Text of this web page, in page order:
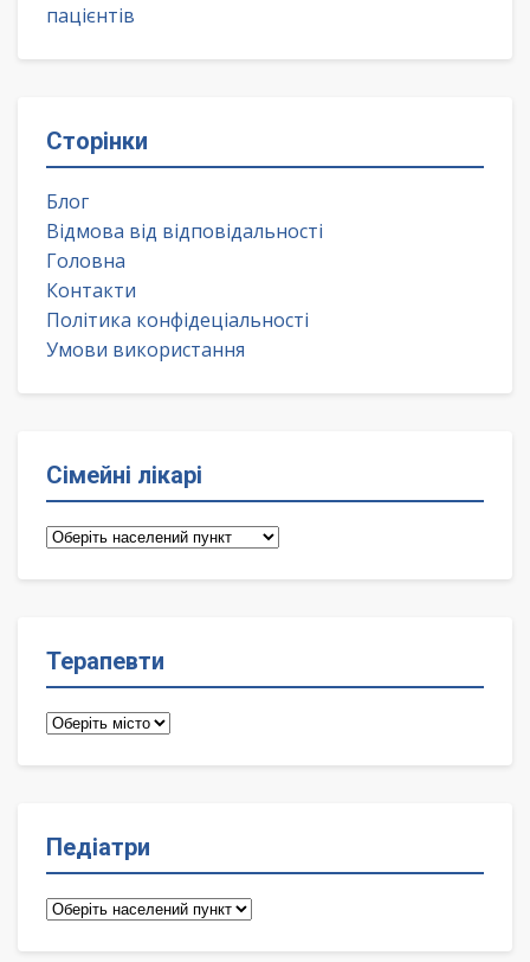
пацієнтів
Сторінки
Блог
Відмова від відповідальності
Головна
Контакти
Політика конфідеціальності
Умови використання
Сімейні лікарі
Сімейні
Терапевти
Терапевти
Педіатри
Педіатри